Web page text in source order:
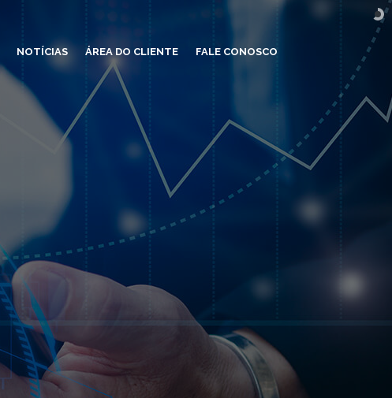
NOTÍCIAS ÁREA DO CLIENTE FALE CONOSCO